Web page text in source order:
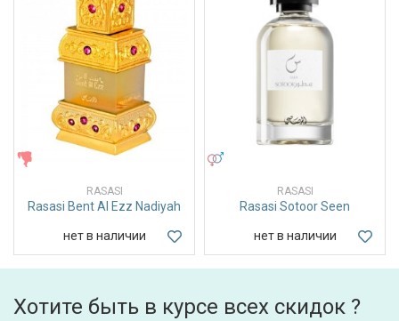
RASASI
Rasasi Bent Al Ezz Nadiyah
нет в наличии
RASASI
Rasasi Sotoor Seen
нет в наличии
Хотите быть в курсе всех скидок ?